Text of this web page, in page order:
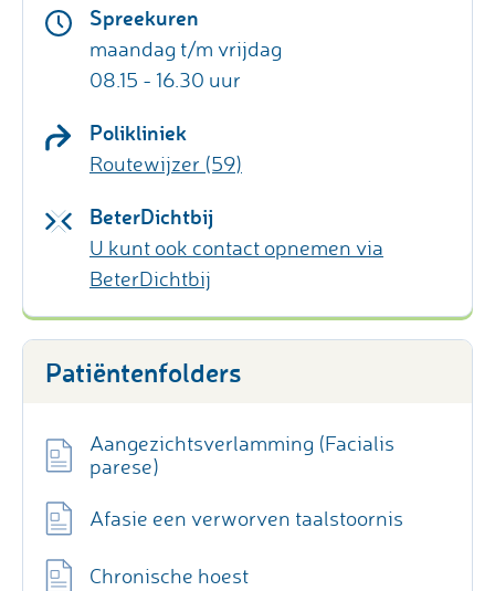
Spreekuren
maandag t/m vrijdag
08.15 - 16.30 uur
Polikliniek
Routewijzer (59)
BeterDichtbij
U kunt ook contact opnemen via
BeterDichtbij
Patiëntenfolders
Aangezichtsverlamming (Facialis
parese)
Afasie een verworven taalstoornis
Chronische hoest